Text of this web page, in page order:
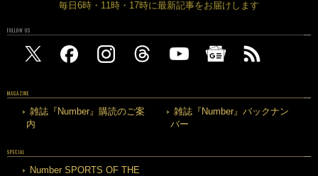
毎日6時・11時・17時に最新記事をお届けします
FOLLOW US
MAGAZINE
雑誌『Number』購読のご案
内
雑誌『Number』バックナン
バー
SPECIAL
Number SPORTS OF THE